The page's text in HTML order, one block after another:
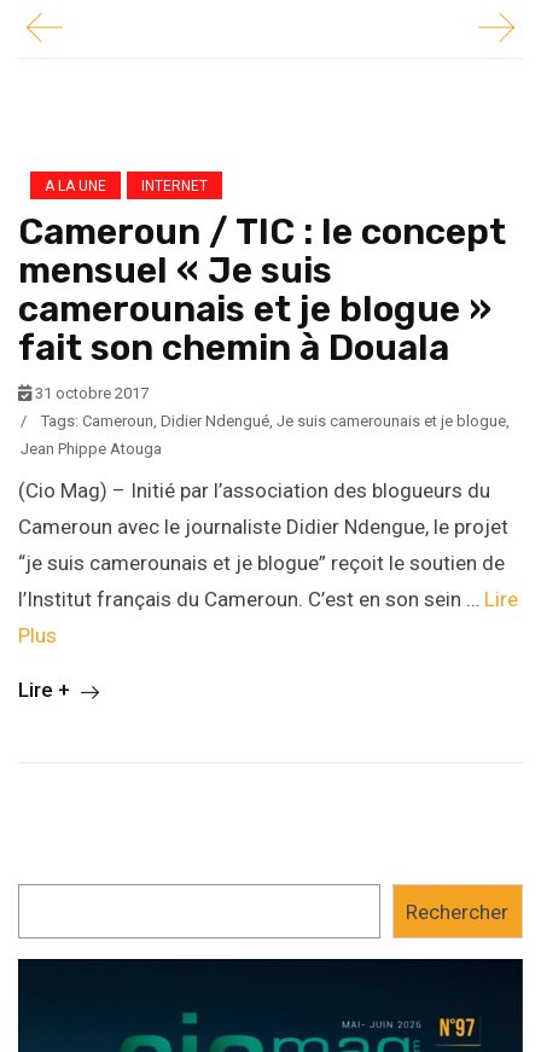
A LA UNE INTERNET
Cameroun / TIC : le concept
mensuel « Je suis
camerounais et je blogue »
fait son chemin à Douala
31 octobre 2017
/
Tags: Cameroun, Didier Ndengué, Je suis camerounais et je blogue,
Jean Phippe Atouga
(Cio Mag) – Initié par l’association des blogueurs du
Cameroun avec le journaliste Didier Ndengue, le projet
“je suis camerounais et je blogue” reçoit le soutien de
l’Institut français du Cameroun. C’est en son sein … Lire
Plus
Lire +
Rechercher